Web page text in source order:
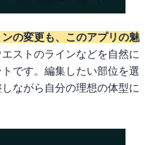
の変更も、このアプリの魅
ストのラインなどを自然に
です。編集したい部位を選
ながら自分の理想の体型に